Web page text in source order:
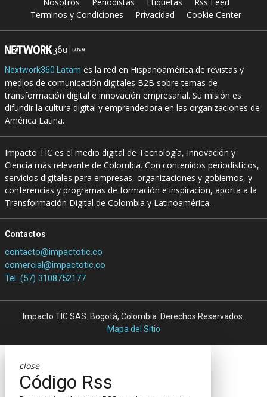
Terminos y Condiciones
Privacidad Cookie Center
Nextwork360 Latam es la red en Hispanoamérica de revistas y
medios de comunicación digitales B2B sobre temas de
transformación digital e innovación empresarial. Su misión es
difundir la cultura digital y emprendedora en las organizaciones de
América Latina.
Impacto TIC es el medio digital de Tecnología, Innovación y
Ciencia más relevante de Colombia. Con contenidos periodísticos,
servicios digitales para empresas, organizaciones y gobiernos, y
conferencias y programas de formación e inspiración, aporta a la
Transformación Digital de Colombia y Latinoamérica.
Contactos
contacto@impactotic.co
comercial@impactotic.co
Tel. (57) 3108752177
Impacto TIC SAS. Bogotá, Colombia. Derechos Reservados.
Mapa del Sitio
close
Código Rss